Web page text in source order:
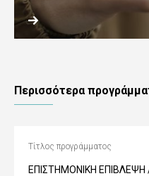
Περισσότερα
Τίτλος προγράμματος
ΕΠΙΣΤΗΜΟΝΙΚΗ